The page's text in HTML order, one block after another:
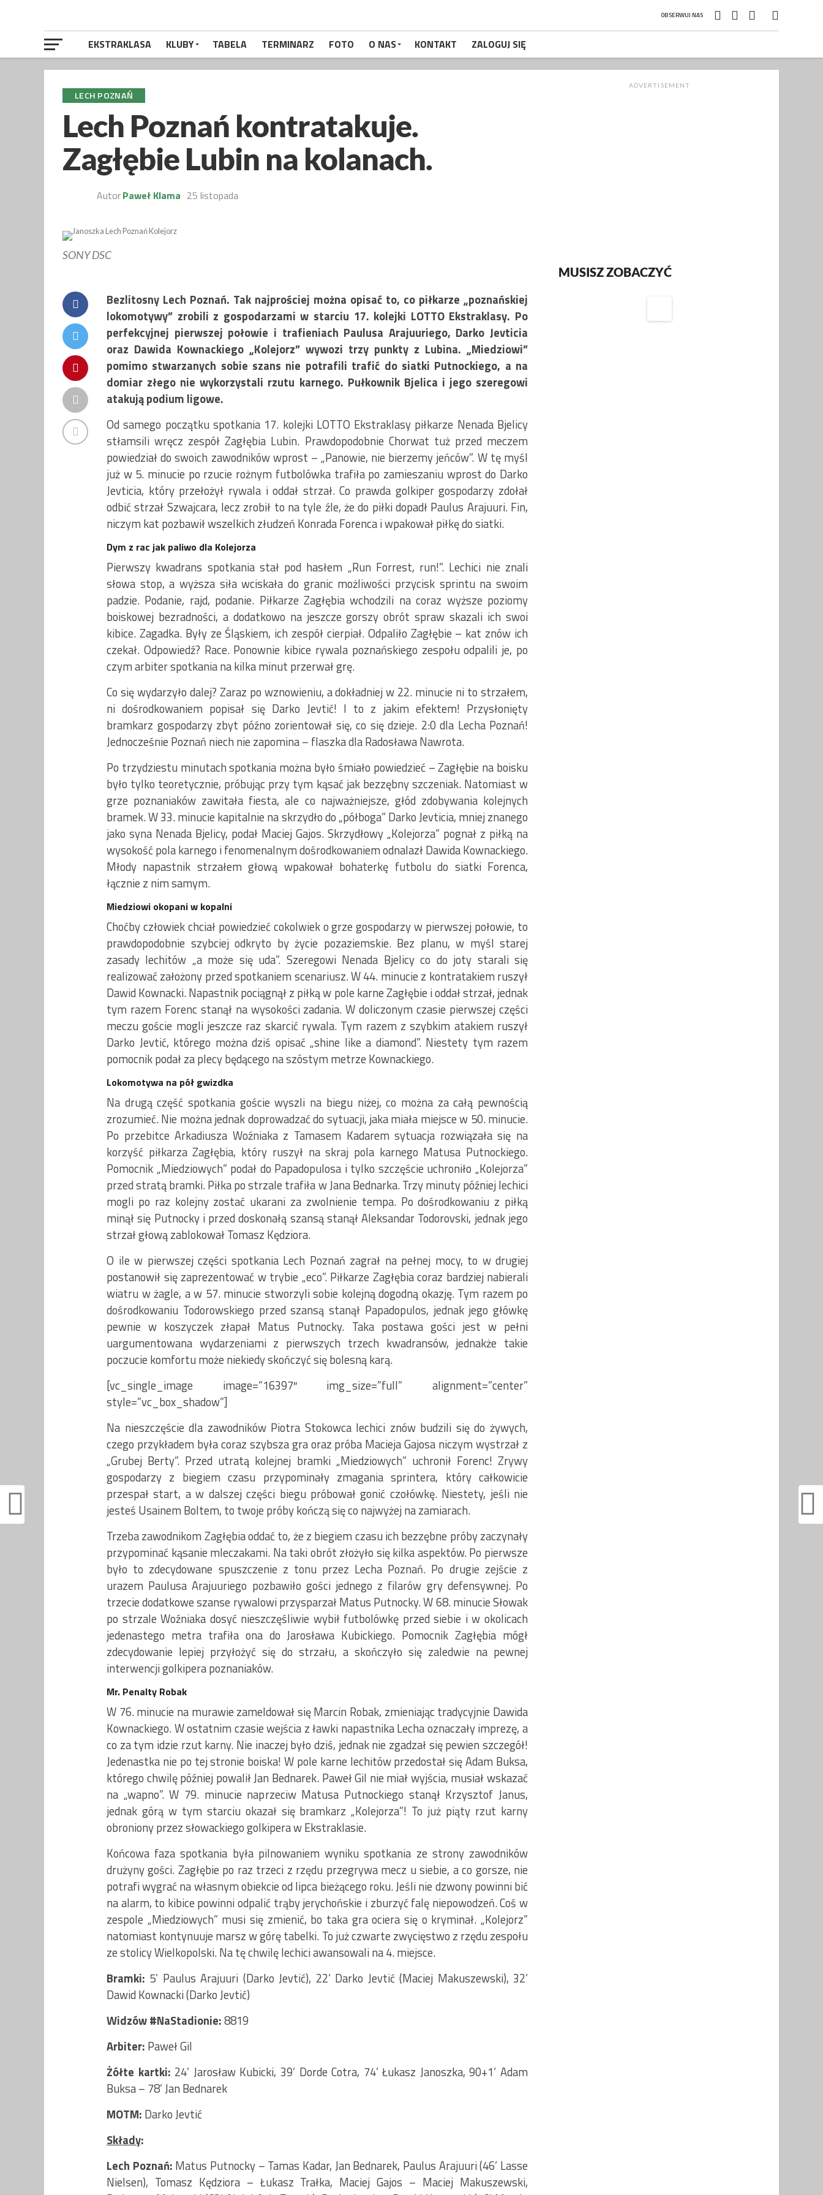
OBSERWUJ NAS
EKSTRAKLASA KLUBY TABELA TERMINARZ FOTO O NAS KONTAKT ZALOGUJ SIĘ
LECH POZNAŃ
Lech Poznań kontratakuje.
Zagłębie Lubin na kolanach.
AutorPaweł Klama 25 listopada
SONY DSC
Bezlitosny Lech Poznań. Tak najprościej można opisać to, co piłkarze „poznańskiej
lokomotywy” zrobili z gospodarzami w starciu 17. kolejki LOTTO Ekstraklasy. Po
perfekcyjnej pierwszej połowie i trafieniach Paulusa Arajuuriego, Darko Jevticia
oraz Dawida Kownackiego „Kolejorz” wywozi trzy punkty z Lubina. „Miedziowi”
pomimo stwarzanych sobie szans nie potrafili trafić do siatki Putnockiego, a na
domiar złego nie wykorzystali rzutu karnego. Pułkownik Bjelica i jego szeregowi
atakują podium ligowe.
Od samego początku spotkania 17. kolejki LOTTO Ekstraklasy piłkarze Nenada Bjelicy
stłamsili wręcz zespół Zagłębia Lubin. Prawdopodobnie Chorwat tuż przed meczem
powiedział do swoich zawodników wprost – „Panowie, nie bierzemy jeńców”. W tę myśl
już w 5. minucie po rzucie rożnym futbolówka trafiła po zamieszaniu wprost do Darko
Jevticia, który przełożył rywala i oddał strzał. Co prawda golkiper gospodarzy zdołał
odbić strzał Szwajcara, lecz zrobił to na tyle źle, że do piłki dopadł Paulus Arajuuri. Fin,
niczym kat pozbawił wszelkich złudzeń Konrada Forenca i wpakował piłkę do siatki.
Dym z rac jak paliwo dla Kolejorza
Pierwszy kwadrans spotkania stał pod hasłem „Run Forrest, run!”. Lechici nie znali
słowa stop, a wyższa siła wciskała do granic możliwości przycisk sprintu na swoim
padzie. Podanie, rajd, podanie. Piłkarze Zagłębia wchodzili na coraz wyższe poziomy
boiskowej bezradności, a dodatkowo na jeszcze gorszy obrót spraw skazali ich swoi
kibice. Zagadka. Były ze Śląskiem, ich zespół cierpiał. Odpaliło Zagłębie – kat znów ich
czekał. Odpowiedź? Race. Ponownie kibice rywala poznańskiego zespołu odpalili je, po
czym arbiter spotkania na kilka minut przerwał grę.
Co się wydarzyło dalej? Zaraz po wznowieniu, a dokładniej w 22. minucie ni to strzałem,
ni dośrodkowaniem popisał się Darko Jevtić! I to z jakim efektem! Przysłonięty
bramkarz gospodarzy zbyt późno zorientował się, co się dzieje. 2:0 dla Lecha Poznań!
Jednocześnie Poznań niech nie zapomina – flaszka dla Radosława Nawrota.
Po trzydziestu minutach spotkania można było śmiało powiedzieć – Zagłębie na boisku
było tylko teoretycznie, próbując przy tym kąsać jak bezzębny szczeniak. Natomiast w
grze poznaniaków zawitała fiesta, ale co najważniejsze, głód zdobywania kolejnych
bramek. W 33. minucie kapitalnie na skrzydło do „półboga” Darko Jevticia, mniej znanego
jako syna Nenada Bjelicy, podał Maciej Gajos. Skrzydłowy „Kolejorza” pognał z piłką na
wysokość pola karnego i fenomenalnym dośrodkowaniem odnalazł Dawida Kownackiego.
Młody napastnik strzałem głową wpakował bohaterkę futbolu do siatki Forenca,
łącznie z nim samym.
Miedziowi okopani w kopalni
Choćby człowiek chciał powiedzieć cokolwiek o grze gospodarzy w pierwszej połowie, to
prawdopodobnie szybciej odkryto by życie pozaziemskie. Bez planu, w myśl starej
zasady lechitów „a może się uda”. Szeregowi Nenada Bjelicy co do joty starali się
realizować założony przed spotkaniem scenariusz. W 44. minucie z kontratakiem ruszył
Dawid Kownacki. Napastnik pociągnął z piłką w pole karne Zagłębie i oddał strzał, jednak
tym razem Forenc stanął na wysokości zadania. W doliczonym czasie pierwszej części
meczu goście mogli jeszcze raz skarcić rywala. Tym razem z szybkim atakiem ruszył
Darko Jevtić, którego można dziś opisać „shine like a diamond”. Niestety tym razem
pomocnik podał za plecy będącego na szóstym metrze Kownackiego.
Lokomotywa na pół gwizdka
Na drugą część spotkania goście wyszli na biegu niżej, co można za całą pewnością
zrozumieć. Nie można jednak doprowadzać do sytuacji, jaka miała miejsce w 50. minucie.
Po przebitce Arkadiusza Woźniaka z Tamasem Kadarem sytuacja rozwiązała się na
korzyść piłkarza Zagłębia, który ruszył na skraj pola karnego Matusa Putnockiego.
Pomocnik „Miedziowych” podał do Papadopulosa i tylko szczęście uchroniło „Kolejorza”
przed stratą bramki. Piłka po strzale trafiła w Jana Bednarka. Trzy minuty później lechici
mogli po raz kolejny zostać ukarani za zwolnienie tempa. Po dośrodkowaniu z piłką
minął się Putnocky i przed doskonałą szansą stanął Aleksandar Todorovski, jednak jego
strzał głową zablokował Tomasz Kędziora.
O ile w pierwszej części spotkania Lech Poznań zagrał na pełnej mocy, to w drugiej
postanowił się zaprezentować w trybie „eco”. Piłkarze Zagłębia coraz bardziej nabierali
wiatru w żagle, a w 57. minucie stworzyli sobie kolejną dogodną okazję. Tym razem po
dośrodkowaniu Todorowskiego przed szansą stanął Papadopulos, jednak jego główkę
pewnie w koszyczek złapał Matus Putnocky. Taka postawa gości jest w pełni
uargumentowana wydarzeniami z pierwszych trzech kwadransów, jednakże takie
poczucie komfortu może niekiedy skończyć się bolesną karą.
[vc_single_image image=”16397″ img_size=”full” alignment=”center”
style=”vc_box_shadow”]
Na nieszczęście dla zawodników Piotra Stokowca lechici znów budzili się do żywych,
czego przykładem była coraz szybsza gra oraz próba Macieja Gajosa niczym wystrzał z
„Grubej Berty”. Przed utratą kolejnej bramki „Miedziowych” uchronił Forenc! Zrywy
gospodarzy z biegiem czasu przypominały zmagania sprintera, który całkowicie
przespał start, a w dalszej części biegu próbował gonić czołówkę. Niestety, jeśli nie
jesteś Usainem Boltem, to twoje próby kończą się co najwyżej na zamiarach.
Trzeba zawodnikom Zagłębia oddać to, że z biegiem czasu ich bezzębne próby zaczynały
przypominać kąsanie mleczakami. Na taki obrót złożyło się kilka aspektów. Po pierwsze
było to zdecydowane spuszczenie z tonu przez Lecha Poznań. Po drugie zejście z
urazem Paulusa Arajuuriego pozbawiło gości jednego z filarów gry defensywnej. Po
trzecie dodatkowe szanse rywalowi przysparzał Matus Putnocky. W 68. minucie Słowak
po strzale Woźniaka dosyć nieszczęśliwie wybił futbolówkę przed siebie i w okolicach
jedenastego metra trafiła ona do Jarosława Kubickiego. Pomocnik Zagłębia mógł
zdecydowanie lepiej przyłożyć się do strzału, a skończyło się zaledwie na pewnej
interwencji golkipera poznaniaków.
Mr. Penalty Robak
W 76. minucie na murawie zameldował się Marcin Robak, zmieniając tradycyjnie Dawida
Kownackiego. W ostatnim czasie wejścia z ławki napastnika Lecha oznaczały imprezę, a
co za tym idzie rzut karny. Nie inaczej było dziś, jednak nie zgadzał się pewien szczegół!
Jedenastka nie po tej stronie boiska! W pole karne lechitów przedostał się Adam Buksa,
którego chwilę później powalił Jan Bednarek. Paweł Gil nie miał wyjścia, musiał wskazać
na „wapno”. W 79. minucie naprzeciw Matusa Putnockiego stanął Krzysztof Janus,
jednak górą w tym starciu okazał się bramkarz „Kolejorza”! To już piąty rzut karny
obroniony przez słowackiego golkipera w Ekstraklasie.
Końcowa faza spotkania była pilnowaniem wyniku spotkania ze strony zawodników
drużyny gości. Zagłębie po raz trzeci z rzędu przegrywa mecz u siebie, a co gorsze, nie
potrafi wygrać na własnym obiekcie od lipca bieżącego roku. Jeśli nie dzwony powinni bić
na alarm, to kibice powinni odpalić trąby jerychońskie i zburzyć falę niepowodzeń. Coś w
zespole „Miedziowych” musi się zmienić, bo taka gra ociera się o kryminał. „Kolejorz”
natomiast kontynuuje marsz w górę tabelki. To już czwarte zwycięstwo z rzędu zespołu
ze stolicy Wielkopolski. Na tę chwilę lechici awansowali na 4. miejsce.
Bramki: 5’ Paulus Arajuuri (Darko Jevtić), 22’ Darko Jevtić (Maciej Makuszewski), 32’
Dawid Kownacki (Darko Jevtić)
Widzów #NaStadionie:8819
Arbiter: Paweł Gil
Żółte kartki: 24’ Jarosław Kubicki, 39’ Dorde Cotra, 74’ Łukasz Janoszka, 90+1’ Adam
Buksa – 78’ Jan Bednarek
MOTM: Darko Jevtić
Składy:
Lech Poznań: Matus Putnocky – Tamas Kadar, Jan Bednarek, Paulus Arajuuri (46’ Lasse
Nielsen), Tomasz Kędziora – Łukasz Trałka, Maciej Gajos – Maciej Makuszewski,
ADVERTISEMENT
MUSISZ ZOBACZYĆ